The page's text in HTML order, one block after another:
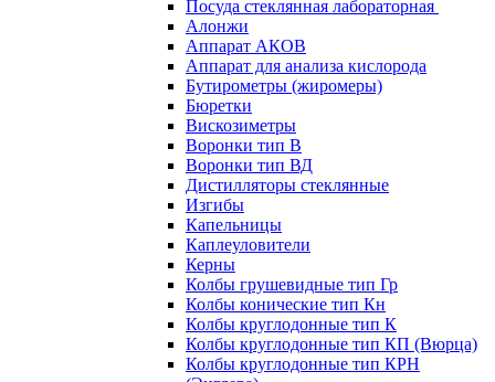
Посуда стеклянная лабораторная
Алонжи
Аппарат АКОВ
Аппарат для анализа кислорода
Бутирометры (жиромеры)
Бюретки
Вискозиметры
Воронки тип В
Воронки тип ВД
Дистилляторы стеклянные
Изгибы
Капельницы
Каплеуловители
Керны
Колбы грушевидные тип Гр
Колбы конические тип Кн
Колбы круглодонные тип К
Колбы круглодонные тип КП (Вюрца)
Колбы круглодонные тип КРН